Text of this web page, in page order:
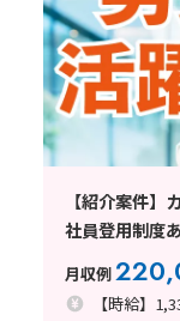
【紹介案件
社員登用制度
月収例
【時給】